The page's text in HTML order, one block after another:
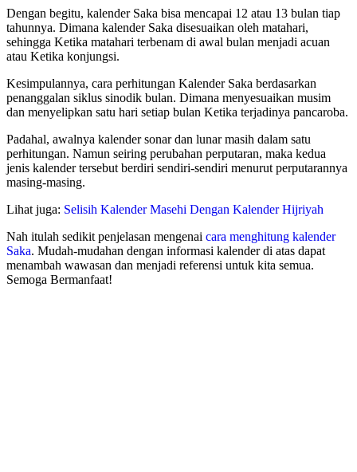
Dengan begitu, kalender Saka bisa mencapai 12 atau 13 bulan tiap
tahunnya. Dimana kalender Saka disesuaikan oleh matahari,
sehingga Ketika matahari terbenam di awal bulan menjadi acuan
atau Ketika konjungsi.
Kesimpulannya, cara perhitungan Kalender Saka berdasarkan
penanggalan siklus sinodik bulan. Dimana menyesuaikan musim
dan menyelipkan satu hari setiap bulan Ketika terjadinya pancaroba.
Padahal, awalnya kalender sonar dan lunar masih dalam satu
perhitungan. Namun seiring perubahan perputaran, maka kedua
jenis kalender tersebut berdiri sendiri-sendiri menurut perputarannya
masing-masing.
Lihat juga: Selisih Kalender Masehi Dengan Kalender Hijriyah
Nah itulah sedikit penjelasan mengenai cara menghitung kalender
Saka. Mudah-mudahan dengan informasi kalender di atas dapat
menambah wawasan dan menjadi referensi untuk kita semua.
Semoga Bermanfaat!